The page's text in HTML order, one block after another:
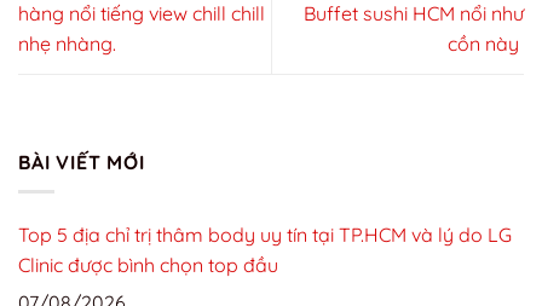
hàng nổi tiếng view chill chill
nhẹ nhàng.
Buffet sushi HCM nổi như
cồn này
BÀI VIẾT MỚI
Top 5 địa chỉ trị thâm body uy tín tại TP.HCM và lý do LG
Clinic được bình chọn top đầu